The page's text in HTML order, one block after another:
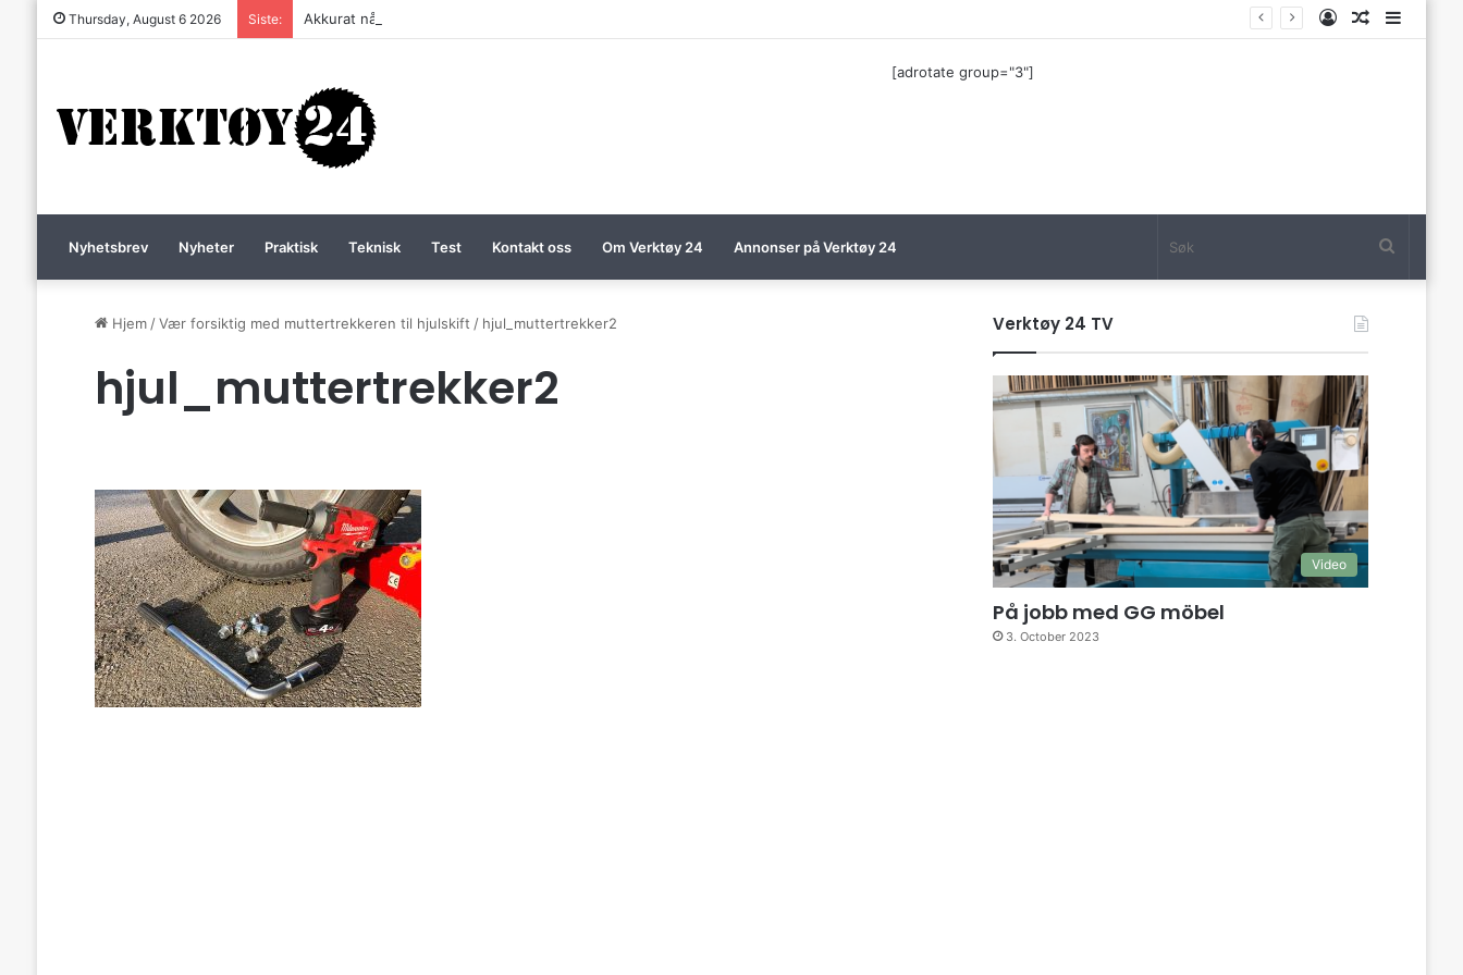
Thursday, August 6 2026 Siste: Akkurat nå er batteri-bordsaga til Festool billigere Sidebar
Tilfeldig
Log
[adrotate group="3"]
Nyhetsbrev Nyheter Praktisk Teknisk Test Kontakt oss Om Verktøy 24 Annonser på Verktøy 24
Hjem /Vær forsiktig med muttertrekkeren til hjulskift / hjul_muttertrekker2
hjul_muttertrekker2
Verktøy 24 TV
Video
På jobb med GG möbel
3. October 2023